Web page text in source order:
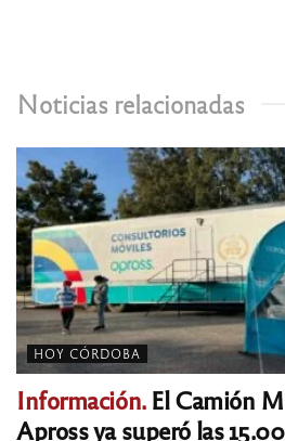
Noticias relacionadas
HOY CÓRDOBA
Información.El Camión
Apross ya superó las